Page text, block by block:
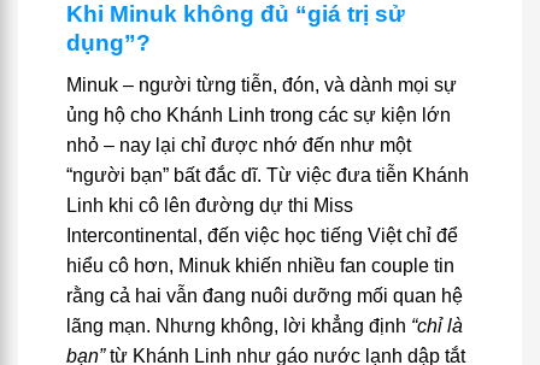
Khi Minuk không đủ “giá trị sử
dụng”?
Minuk – người từng tiễn, đón, và dành mọi sự
ủng hộ cho Khánh Linh trong các sự kiện lớn
nhỏ – nay lại chỉ được nhớ đến như một
“người bạn” bất đắc dĩ. Từ việc đưa tiễn Khánh
Linh khi cô lên đường dự thi Miss
Intercontinental, đến việc học tiếng Việt chỉ để
hiểu cô hơn, Minuk khiến nhiều fan couple tin
rằng cả hai vẫn đang nuôi dưỡng mối quan hệ
lãng mạn. Nhưng không, lời khẳng định “chỉ là
bạn”từ Khánh Linh như gáo nước lạnh dập tắt